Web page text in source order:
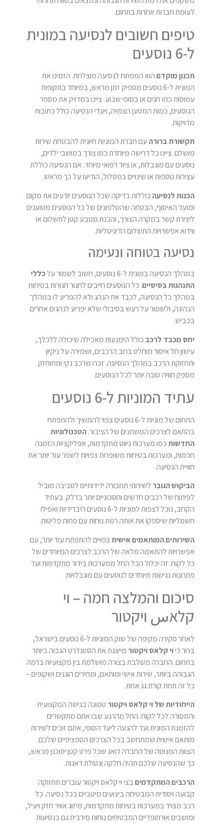
לעומת חברות אחרות בתחום.
טיפים חשובים לנסיעה במונית
ל-6 נוסעים
תכנון מוקדםהוא המפתח לנסיעה מוצלחת. הזמינו את
המונית ל-6 נוסעים מספיק זמן מראש, במיוחד בתקופות
עמוסות כמו חגים או בסופי שבוע. ציינו במדויק את מספר
הנוסעים, כמות המטען הצפויה, ויעדי הנסיעה כולל כתובות
מדויקות.
תקשורת ברורה עם חברת המוניות חיונית להבטחת שירות
מושלם. ציינו כל דרישה מיוחדת כמו צורך במושבי ילדים,
נוסעים עם מוגבלות, או ציוד רפואי מיוחד. אם הנסיעה כוללת
עצירות נוספות או שינויים במסלול, הודיעו על כך מראש.
הכנות לנסיעה כוללות בדיקה שכל הנוסעים יודעים את מקום
ומועד האיסוף, הבטחה שהטלפונים של כל הנוסעים מטוענים
ליצירת קשר במקרה הצורך, והכנת מטבע קטן לתשלום או
ווידוא אפשרויות התשלום הדיגיטליות.
נסיעה בטוחה ונעימה
במהלך הנסיעה במונית ל-6 נוסעים, חשוב לשמור על
כללי
התנהגות בסיסיים. כל הנוסעים חייבים לחגור חגורות בטיחות
במהלך כל הנסיעה, לכבד את הנהג ולא להפריע לו במהלך
הנהיגה, ולשמור על רעש בסיבולי שלא יפריע לנהגים אחרים
בכביש.
יחס מכבד לרכב כולל הימנעות מאכילה שיכולה ללכלך,
עישון חל איסור מוחלט ברוב הרכבים, ושמירה על ניקיון
ותחזוקת הרכב במהלך הנסיעה. זכרו שרכב נקי ומתוחזק
מספק חוויה טובה יותר לכל הנוסעים.
עתיד המוניות ל-6 נוסעים
התחום של מוניות ל-6 נוסעים צפוי להמשיך ולהתפתח
בהתאם לצרכים המשתנים של הציבור. הטכנולוגיות
החדשותכמו מערכות ניווט מתקדמות, אפליקציות הזמנה
חכמות, ומערכות בטיחות משופרות צפויות לשפר עוד יותר את
חוויית הנסיעה.
הביקוש הגובר לשירותי תחבורה ידידותיים לסביבה מוביל
לפיתוח של רכבים חדשים וחסכוניים יותר בדלק. בעתיד
הקרוב, נוכל לצפות למוניות ל-6 נוסעים היברידיות ואפילו
חשמליות שיספקו את אותה רמת נוחות עם פחות פליטות.
השירותים המותאמים אישיתצפויים להתפתח עוד יותר, עם
אפשרויות להתאמה מלאה של הרכב לצרכים המיוחדים של
כל לקוח. זה יכלול הכל החל ממערכות בידור מתקדמות ועד
פתרונות נגישות מיוחדים לנוסעים עם מוגבלויות.
סיכום והמלצה חמה – וי
קלאس ויקטור
לאחר סקירה מקיפה של שוק המוניות ל-6 נוסעים בישראל,
ברור כיוי קלאס ויקטור מייצגת את הסטנדרט הגבוה ביותר
בתחום. החברה משלבת בצורה מושלמת בין מקצועיות ברמה
הגבוהה ביותר, שירות אישי ומותאם, ומחירים הוגנים ושקופים –
כל זה תחת קורת גג אחת.
הייחודיות של וי קלאס ויקטור טמונה בגישה המקצועית
והמסורה לכל לקוח. החל מהרגע שבו אתם מתקשרים
להזמנת המונית ועד להגעה ליעד הסופי, אתם זוכים לשירות
מותאם אישית שמתחשב בכל הצרכים הספציפיים שלכם.
הצוות המנוסה של החברה דואג שכל פרט קטן יתוכנן מראש,
כך שהנסיעה שלכם תהיה חלקה ונטולת דאגות.
הרכבים המתקדמיםבצי וי קלאס ויקטור עוברים תחזוקה
קבועה ויסודית המבטיחה ביצועים מיטביים בכל נסיעה. כל
רכב מצויד במערכות בטיחות מתקדמות, מיזוג אוויר חזק ויעיל,
ומושבים אורתופדיים המבטיחים נוחות מירבית גם בנסיעות